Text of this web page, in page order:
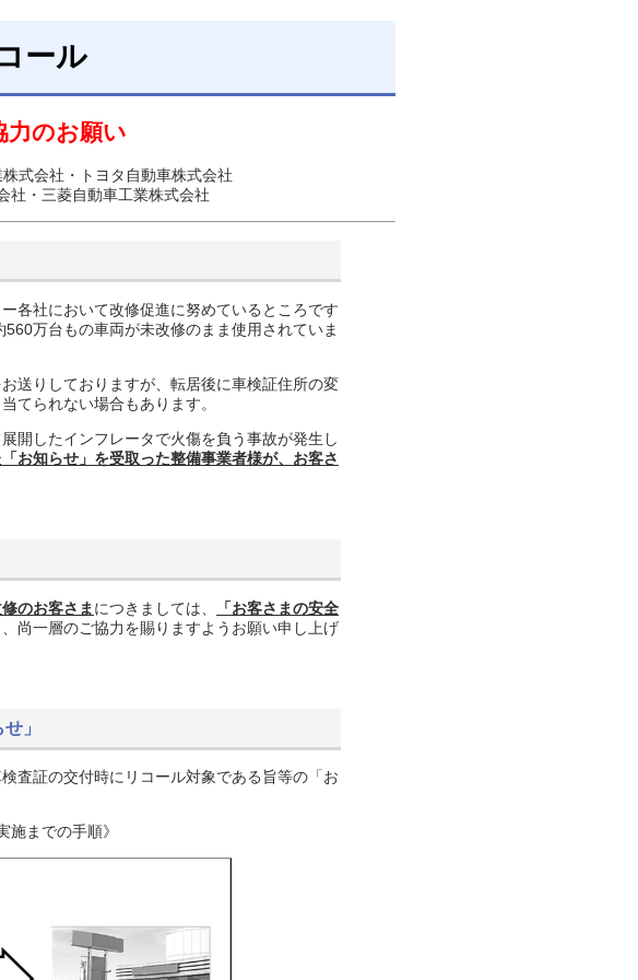
ール
力のお願い
式会社・トヨタ自動車株式会社
社・三菱自動車工業株式会社
各社において改修促進に努めているところです
万台もの車両が未改修のまま使用されていま
送りしておりますが、転居後に車検証住所の変
てられない場合もあります。
開したインフレータで火傷を負う事故が発生し
お知らせ」を受取った整備事業者様が、お客さ
のお客さま につきましては、
「お客さまの安全
、尚一層のご協力を賜りますようお願い申し上げ
」
査証の交付時にリコール対象である旨等の「お
施までの手順》